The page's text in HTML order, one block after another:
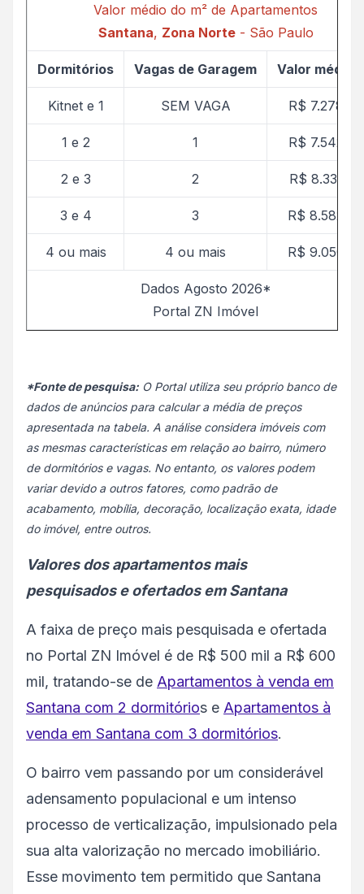
Valor médio do m² de Apartamentos
Santana, Zona Norte- São Paulo
Dormitórios Vagas de Garagem Valor médio
Kitnet e 1 SEM VAGA R$ 7.278,27
1 e 2 1 R$ 7.542,52
2 e 3 2 R$ 8.331,03
3 e 4 3 R$ 8.582,96
4 ou mais 4 ou mais R$ 9.050,22
Dados Agosto 2026*
Portal ZN Imóvel
*Fonte de pesquisa: O Portal utiliza seu próprio banco de
dados de anúncios para calcular a média de preços
apresentada na tabela. A análise considera imóveis com
as mesmas características em relação ao bairro, número
de dormitórios e vagas. No entanto, os valores podem
variar devido a outros fatores, como padrão de
acabamento, mobília, decoração, localização exata, idade
do imóvel, entre outros.
Valores dos apartamentos mais
pesquisados e ofertados em Santana
A faixa de preço mais pesquisada e ofertada
no Portal ZN Imóvel é de R$ 500 mil a R$ 600
mil, tratando-se de Apartamentos à venda em
Santana com 2 dormitórios e Apartamentos à
venda em Santana com 3 dormitórios.
O bairro vem passando por um considerável
adensamento populacional e um intenso
processo de verticalização, impulsionado pela
sua alta valorização no mercado imobiliário.
Esse movimento tem permitido que Santana